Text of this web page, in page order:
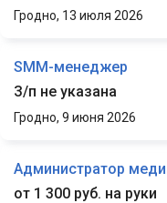
Гродно, 13 июля 2026
SMM-менеджер
З/п не указана
Гродно, 9 июня 2026
Администратор
от 1 300 руб. на руки